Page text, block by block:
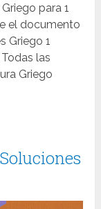
para 1
el documento
Griego 1
las
Griego